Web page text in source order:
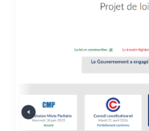
des
entreprises